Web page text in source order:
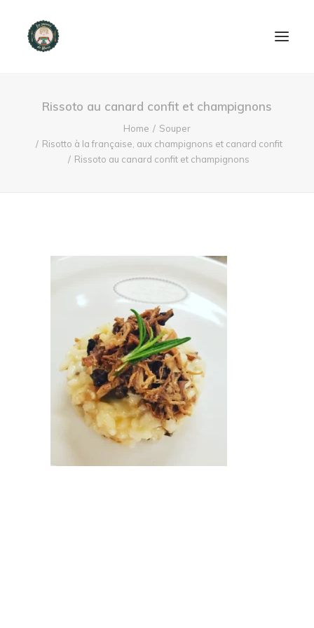
ACCUEIL
PRODUITS ET SERVICES
NOUS CONTACTER
Rissoto au canard confit et champignons
Home
Souper
Risotto à la française, aux champignons et canard confit
Rissoto au canard confit et champignons